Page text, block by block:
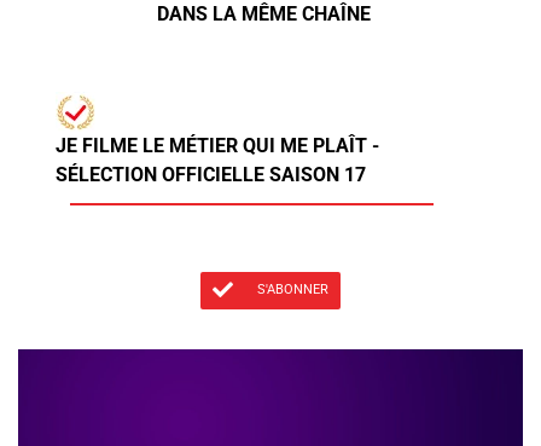
DANS LA MÊME CHAÎNE
JE FILME LE MÉTIER QUI ME PLAÎT -
SÉLECTION OFFICIELLE SAISON 17
S'ABONNER